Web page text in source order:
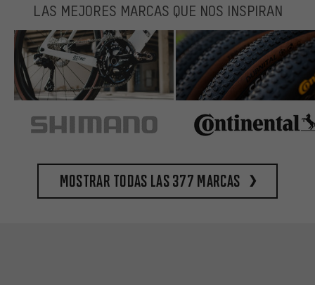
LAS MEJORES MARCAS QUE NOS INSPIRAN
Mostrar todas las 377 marcas